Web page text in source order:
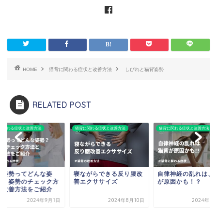
HOME 猫背に関わる症状と改善方法 しびれと猫背姿勢
RELATED POST
関わる症状と改善方法
姿勢ってどんな姿
｜姿勢のチェック方
改善方法をご紹介
2024年9月1日
猫背に関わる症状と改善方法
寝ながらできる反り腰改
善エクササイズ
2024年8月10日
猫背に関わる症状と改善方法
自律神経の乱れは、
が原因かも！？
2024年6